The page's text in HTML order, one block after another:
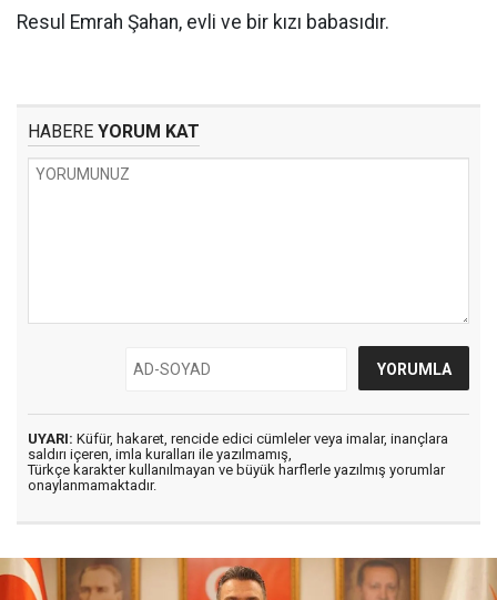
Resul Emrah Şahan, evli ve bir kızı babasıdır.
HABERE YORUM KAT
UYARI: Küfür, hakaret, rencide edici cümleler veya imalar, inançlara
saldırı içeren, imla kuralları ile yazılmamış,
Türkçe karakter kullanılmayan ve büyük harflerle yazılmış yorumlar
onaylanmamaktadır.